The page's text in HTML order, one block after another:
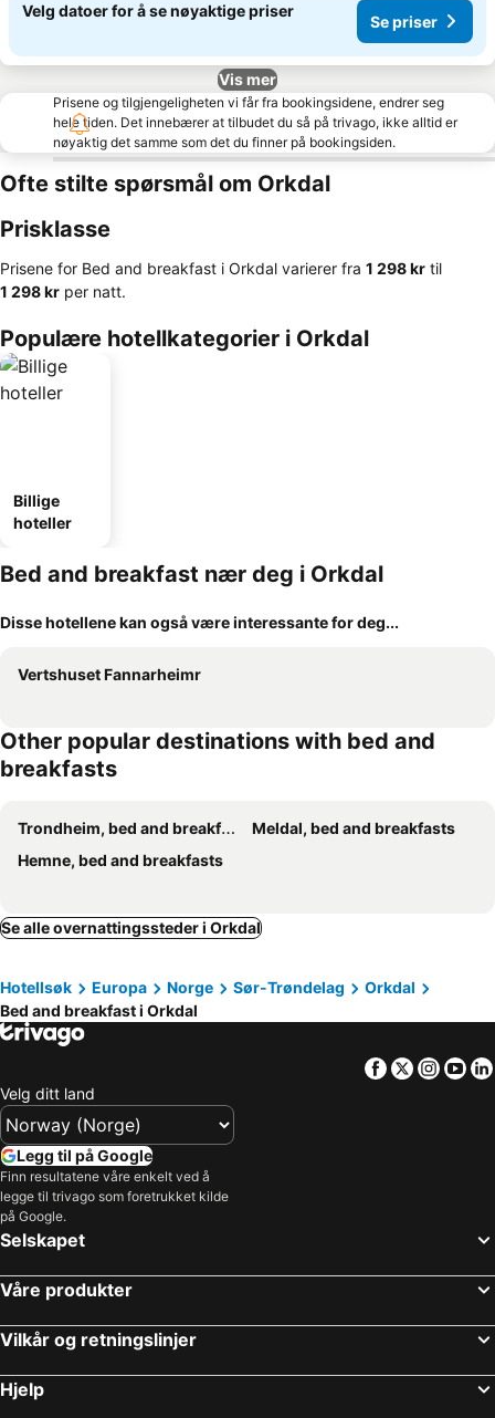
Velg datoer for å se nøyaktige priser
Se priser
Vis mer
Prisene og tilgjengeligheten vi får fra bookingsidene, endrer seg
hele tiden. Det innebærer at tilbudet du så på trivago, ikke alltid er
nøyaktig det samme som det du finner på bookingsiden.
Ofte stilte spørsmål om Orkdal
Prisklasse
Prisene for Bed and breakfast i Orkdal varierer fra ‎1 298 kr til
‎1 298 kr per natt.
Populære hotellkategorier i Orkdal
Billige
hoteller
Bed and breakfast nær deg i Orkdal
Disse hotellene kan også være interessante for deg...
Vertshuset Fannarheimr
Other popular destinations with bed and
breakfasts
Trondheim, bed and breakfasts
Meldal, bed and breakfasts
Hemne, bed and breakfasts
Se alle overnattingssteder i Orkdal
Hotellsøk Europa Norge Sør-Trøndelag
Orkdal
Bed and breakfast i Orkdal
Facebook
Twitter
Velg ditt land
Legg til på Google
Finn resultatene våre enkelt ved å
legge til trivago som foretrukket kilde
på Google.
Selskapet
Våre produkter
Vilkår og retningslinjer
Hjelp